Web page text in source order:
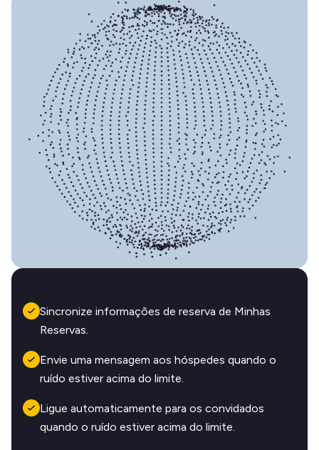
Sincronize informações de reserva de Minhas
Reservas.
Envie uma mensagem aos hóspedes quando o
ruído estiver acima do limite.
Ligue automaticamente para os convidados
quando o ruído estiver acima do limite.